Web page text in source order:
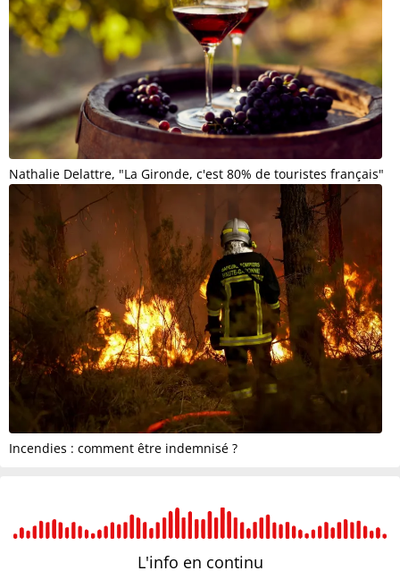
Nathalie Delattre, "La Gironde, c'est 80% de touristes français"
Incendies : comment être indemnisé ?
L'info en continu